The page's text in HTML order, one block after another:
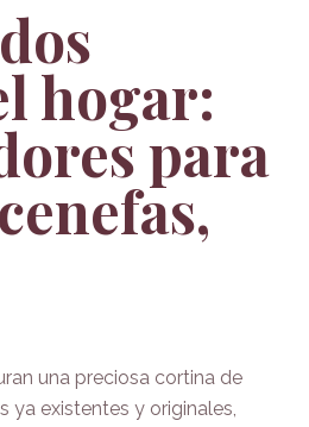
hogar:
para
una preciosa cortina de
ya existentes y originales,